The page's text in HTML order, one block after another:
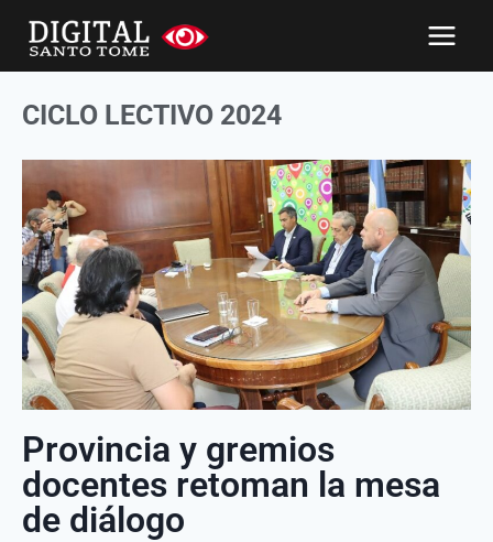
CICLO LECTIVO 2024
Provincia y gremios
docentes retoman la mesa
de diálogo